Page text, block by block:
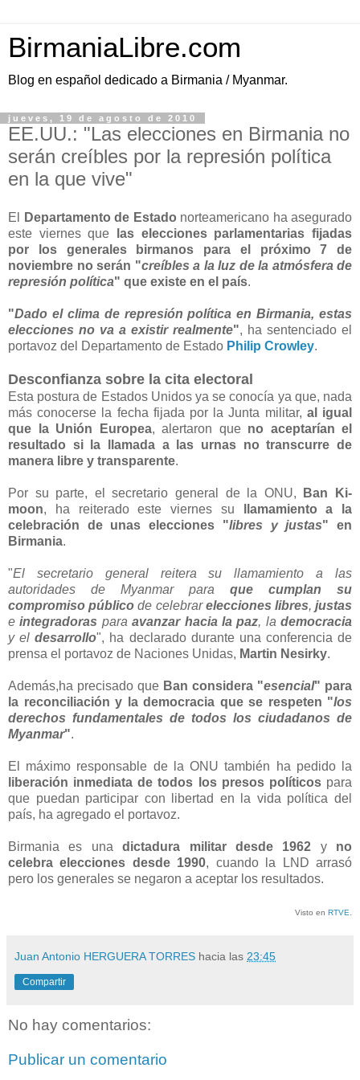
BirmaniaLibre.com
Blog en español dedicado a Birmania / Myanmar.
jueves, 19 de agosto de 2010
EE.UU.: "Las elecciones en Birmania no
serán creíbles por la represión política
en la que vive"
El Departamento de Estado norteamericano ha asegurado
este viernes que
las elecciones parlamentarias fijadas
por los generales birmanos para el próximo 7 de
noviembre no serán "creíbles a la luz de la atmósfera de
represión política" que existe en el país.
"Dado el clima de represión política en Birmania, estas
elecciones no va a existir realmente", ha sentenciado el
portavoz del Departamento de Estado Philip Crowley.
Desconfianza sobre la cita electoral
Esta postura de Estados Unidos ya se conocía ya que, nada
más conocerse la fecha fijada por la Junta militar, al igual
que la Unión Europea, alertaron que no aceptarían el
resultado si la llamada a las urnas no transcurre de
manera libre y transparente.
Por su parte, el secretario general de la ONU,
Ban Ki-
moon, ha reiterado este viernes su
llamamiento a la
celebración de unas elecciones "libres y justas" en
Birmania.
"El secretario general reitera su llamamiento a las
autoridades de Myanmar para que cumplan su
compromiso público de celebrarelecciones libres,justas
eintegradoras paraavanzar hacia la paz, la democracia
y eldesarrollo", ha declarado durante una conferencia de
prensa el portavoz de Naciones Unidas, Martin Nesirky.
Además,ha precisado que Ban considera "esencial" para
la reconciliación y la democracia que se respeten "los
derechos fundamentales de todos los ciudadanos de
Myanmar".
El máximo responsable de la ONU también ha pedido la
liberación inmediata de todos los presos políticospara
que puedan participar con libertad en la vida política del
país, ha agregado el portavoz.
Birmania es unadictadura militar desde 1962 y no
celebra elecciones desde 1990, cuando la LND arrasó
pero los generales se negaron a aceptar los resultados.
Visto en RTVE
Juan Antonio HERGUERA TORRES hacia las 23:45
Compartir
No hay comentarios:
Publicar un comentario